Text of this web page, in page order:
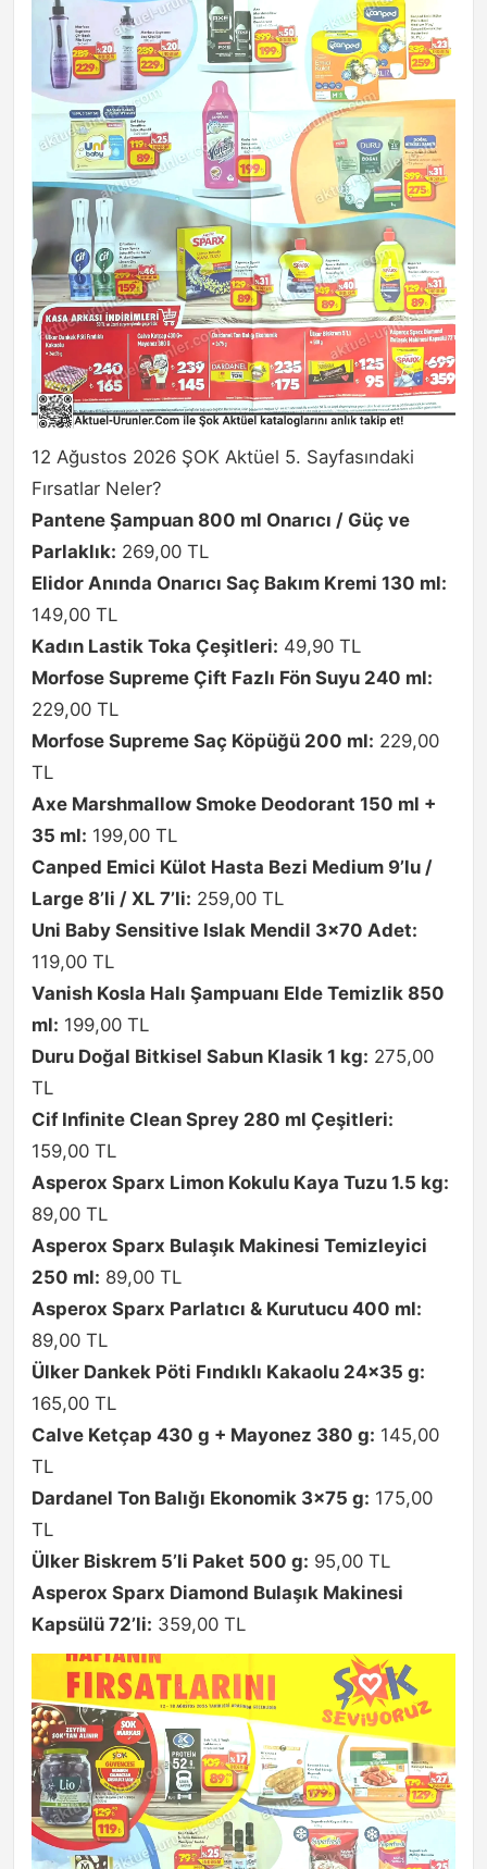
12 Ağustos 2026 ŞOK Aktüel 5. Sayfasındaki
Fırsatlar Neler?
Pantene Şampuan 800 ml Onarıcı / Güç ve
Parlaklık: 269,00 TL
Elidor Anında Onarıcı Saç Bakım Kremi 130 ml:
149,00 TL
Kadın Lastik Toka Çeşitleri: 49,90 TL
Morfose Supreme Çift Fazlı Fön Suyu 240 ml:
229,00 TL
Morfose Supreme Saç Köpüğü 200 ml: 229,00
TL
Axe Marshmallow Smoke Deodorant 150 ml +
35 ml: 199,00 TL
Canped Emici Külot Hasta Bezi Medium 9’lu /
Large 8’li / XL 7’li: 259,00 TL
Uni Baby Sensitive Islak Mendil 3×70 Adet:
119,00 TL
Vanish Kosla Halı Şampuanı Elde Temizlik 850
ml: 199,00 TL
Duru Doğal Bitkisel Sabun Klasik 1 kg: 275,00
TL
Cif Infinite Clean Sprey 280 ml Çeşitleri:
159,00 TL
Asperox Sparx Limon Kokulu Kaya Tuzu 1.5 kg:
89,00 TL
Asperox Sparx Bulaşık Makinesi Temizleyici
250 ml: 89,00 TL
Asperox Sparx Parlatıcı & Kurutucu 400 ml:
89,00 TL
Ülker Dankek Pöti Fındıklı Kakaolu 24×35 g:
165,00 TL
Calve Ketçap 430 g + Mayonez 380 g: 145,00
TL
Dardanel Ton Balığı Ekonomik 3×75 g: 175,00
TL
Ülker Biskrem 5’li Paket 500 g: 95,00 TL
Asperox Sparx Diamond Bulaşık Makinesi
Kapsülü 72’li: 359,00 TL